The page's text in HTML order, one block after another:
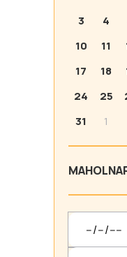
3
4
10
11
17
18
24
25
31
1
MA